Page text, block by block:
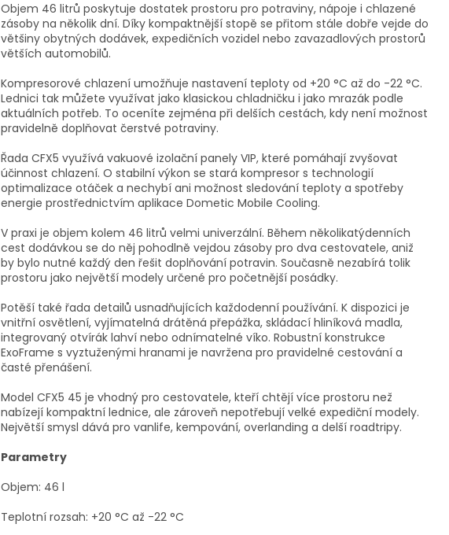
Objem 46 litrů poskytuje dostatek prostoru pro potraviny, nápoje i chlazené
zásoby na několik dní. Díky kompaktnější stopě se přitom stále dobře vejde do
většiny obytných dodávek, expedičních vozidel nebo zavazadlových prostorů
větších automobilů.
Kompresorové chlazení umožňuje nastavení teploty od +20 °C až do -22 °C.
Lednici tak můžete využívat jako klasickou chladničku i jako mrazák podle
aktuálních potřeb. To oceníte zejména při delších cestách, kdy není možnost
pravidelně doplňovat čerstvé potraviny.
Řada CFX5 využívá vakuové izolační panely VIP, které pomáhají zvyšovat
účinnost chlazení. O stabilní výkon se stará kompresor s technologií
optimalizace otáček a nechybí ani možnost sledování teploty a spotřeby
energie prostřednictvím aplikace Dometic Mobile Cooling.
V praxi je objem kolem 46 litrů velmi univerzální. Během několikatýdenních
cest dodávkou se do něj pohodlně vejdou zásoby pro dva cestovatele, aniž
by bylo nutné každý den řešit doplňování potravin. Současně nezabírá tolik
prostoru jako největší modely určené pro početnější posádky.
Potěší také řada detailů usnadňujících každodenní používání. K dispozici je
vnitřní osvětlení, vyjímatelná drátěná přepážka, skládací hliníková madla,
integrovaný otvírák lahví nebo odnímatelné víko. Robustní konstrukce
ExoFrame s vyztuženými hranami je navržena pro pravidelné cestování a
časté přenášení.
Model CFX5 45 je vhodný pro cestovatele, kteří chtějí více prostoru než
nabízejí kompaktní lednice, ale zároveň nepotřebují velké expediční modely.
Největší smysl dává pro vanlife, kempování, overlanding a delší roadtripy.
Parametry
Objem: 46 l
Teplotní rozsah: +20 °C až -22 °C